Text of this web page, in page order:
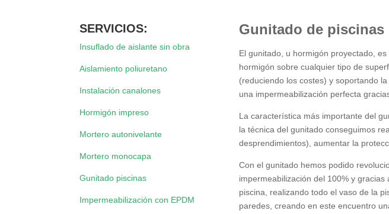
SERVICIOS:
Insuflado de aislante sin obra
Aislamiento poliuretano
Instalación canalones
Hormigón impreso
Mortero autonivelante
Mortero monocapa
Gunitado piscinas
Impermeabilización con EPDM
Gunitado de piscinas
El gunitado, u hormigón proyectado,
hormigón sobre cualquier tipo de
(reduciendo los costes) y soportando
una impermeabilización perfecta
La característica más importante del
la técnica del gunitado conseguimos
desprendimientos), aumentar la
Con el gunitado hemos podido
impermeabilización del 100% y
piscina, realizando todo el vaso de la
paredes, creando en este encuentro